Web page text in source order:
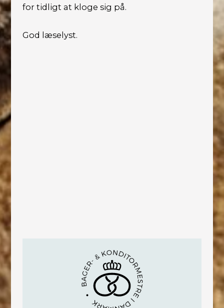
for tidligt at kloge sig på.
God læselyst.